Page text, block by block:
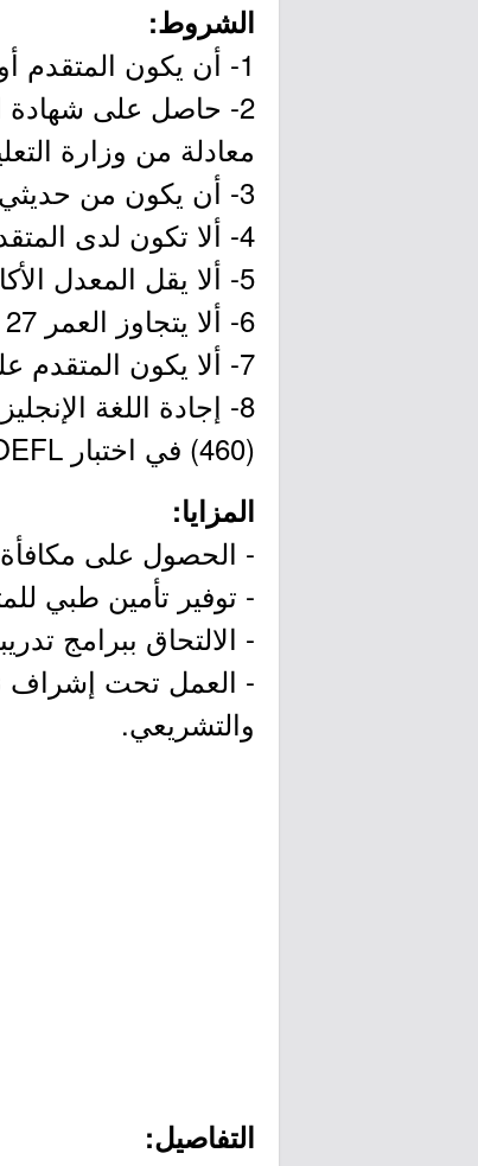
الشروط:
1- أن يكون المتقدم أو المتقدمة سعودي الجنسية.
2- حاصل على شهادة
معادلة من وزارة
3- أن يكون من حديثي التخرج للأعوام (2024م - 2025م - 2026م).
4- ألا تكون لدى المتقدم خبرة عملية تزيد على سنة واحدة.
5- ألا يقل المعدل الأكاديمي عن (3.75 من 5) أو (2.75 من 4) أو ما يعادل (80%).
6- ألا يتجاوز العمر 27 سنة.
7- ألا يكون المتقدم على رأس عمل أو مرتبطًا ببرنامج دراسي.
(460) في اختبار TOEFL.
المزايا:
- الحصول على
- توفير تأمين طبي
- الالتحاق ببرامج
- العمل تحت إشراف
والتشريعي.
التفاصيل: